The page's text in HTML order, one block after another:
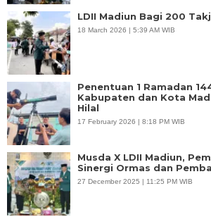
LDII Madiun Bagi 200
18 March 2026 | 5:39 AM WIB
Penentuan 1 Ramadan
Kabupaten dan Kota
Hilal
17 February 2026 | 8:18 PM WIB
Musda X LDII Madiun,
Sinergi Ormas dan
27 December 2025 | 11:25 PM WIB